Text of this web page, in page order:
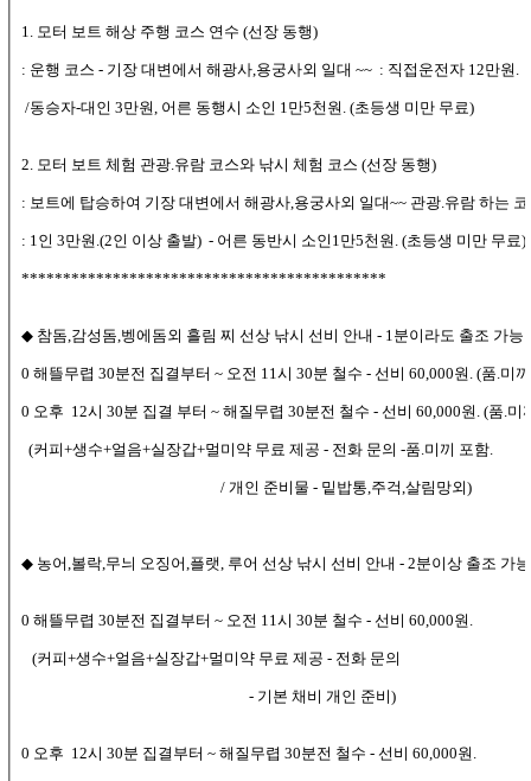
1. 모터 보트 해상 주행 코스 연수 (선장 동행)
: 운행 코스 - 기장 대변에서 해광사,용궁사외 일대 ~~ : 직접운전자 12만원.
/동승자-대인 3만원, 어른 동행시 소인 1만5천원. (초등생 미만 무료)
2. 모터 보트 체험 관광.유람 코스와 낚시 체험 코스 (선장 동행)
: 보트에 탑승하여 기장 대변에서 해광사,용궁사외 일대~~ 관광.유람 하는
: 1인 3만원.(2인 이상 출발) - 어른 동반시 소인1만5천원. (초등생 미만 무료)
********************************************
◆ 참돔,감성돔,벵에돔외 흘림 찌 선상 낚시 선비 안내 - 1분이라도 출조 가능
0 해뜰무렵 30분전 집결부터 ~ 오전 11시 30분 철수 - 선비 60,000원. (품.미
0 오후 12시 30분 집결 부터 ~ 해질무렵 30분전 철수 - 선비 60,000원. (품.미
(커피+생수+얼음+실장갑+멀미약 무료 제공 - 전화 문의 -품.미끼 포함.
/ 개인 준비물 - 밑밥통,주걱,살림망외)
◆ 농어,볼락,무늬 오징어,플랫, 루어 선상 낚시 선비 안내 - 2분이상 출조 가능
0 해뜰무렵 30분전 집결부터 ~ 오전 11시 30분 철수 - 선비 60,000원.
(커피+생수+얼음+실장갑+멀미약 무료 제공 - 전화 문의
- 기본 채비 개인 준비)
0 오후 12시 30분 집결부터 ~ 해질무렵 30분전 철수 - 선비 60,000원.